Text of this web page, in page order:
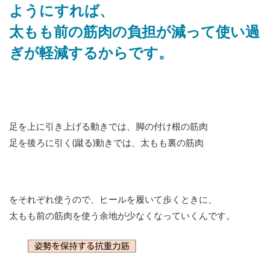
ようにすれば、
太もも前の筋肉の負担が減って使い過
ぎが軽減するからです。
足を上に引き上げる動きでは、脚の付け根の筋肉
足を後ろに引く(蹴る)動きでは、太もも裏の筋肉
をそれぞれ使うので、ヒールを履いて歩くときに、
太もも前の筋肉を使う余地が少なくなっていくんです。